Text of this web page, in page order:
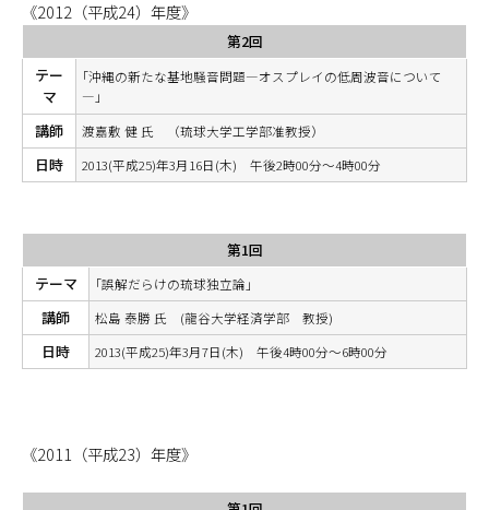
《2012（平成24）年度》
第2回
テー
マ
｢沖縄の新たな基地騒音問題―オスプレイの低周波音について
―｣
講師 渡嘉敷 健 氏 （琉球大学工学部准教授）
日時 2013(平成25)年3月16日(木) 午後2時00分～4時00分
第1回
テーマ
｢誤解だらけの琉球独立論｣
講師 松島 泰勝 氏 (龍谷大学経済学部 教授)
日時 2013(平成25)年3月7日(木) 午後4時00分～6時00分
《2011（平成23）年度》